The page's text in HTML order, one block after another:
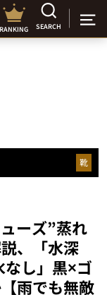
RANKING SEARCH
靴
ーズ”蒸れ
、「水深
し」黒×ゴ
雨でも無敵